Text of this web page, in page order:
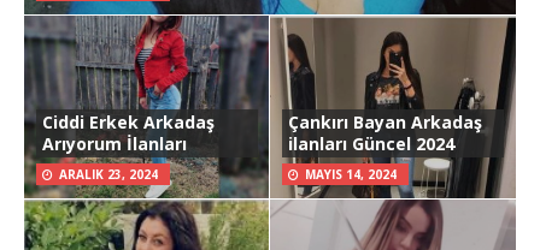
Ciddi Erkek Arkadaş
Arıyorum İlanları
ARALIK 23, 2024
Çankırı Bayan Arkadaş
ilanları Güncel 2024
MAYIS 14, 2024